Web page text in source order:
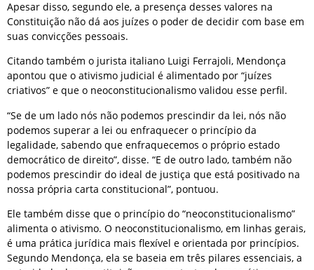
Apesar disso, segundo ele, a presença desses valores na
Constituição não dá aos juízes o poder de decidir com base em
suas convicções pessoais.
Citando também o jurista italiano Luigi Ferrajoli, Mendonça
apontou que o ativismo judicial é alimentado por “juízes
criativos” e que o neoconstitucionalismo validou esse perfil.
“Se de um lado nós não podemos prescindir da lei, nós não
podemos superar a lei ou enfraquecer o princípio da
legalidade, sabendo que enfraquecemos o próprio estado
democrático de direito”, disse. “E de outro lado, também não
podemos prescindir do ideal de justiça que está positivado na
nossa própria carta constitucional”, pontuou.
Ele também disse que o princípio do “neoconstitucionalismo”
alimenta o ativismo. O neoconstitucionalismo, em linhas gerais,
é uma prática jurídica mais flexível e orientada por princípios.
Segundo Mendonça, ela se baseia em três pilares essenciais, a